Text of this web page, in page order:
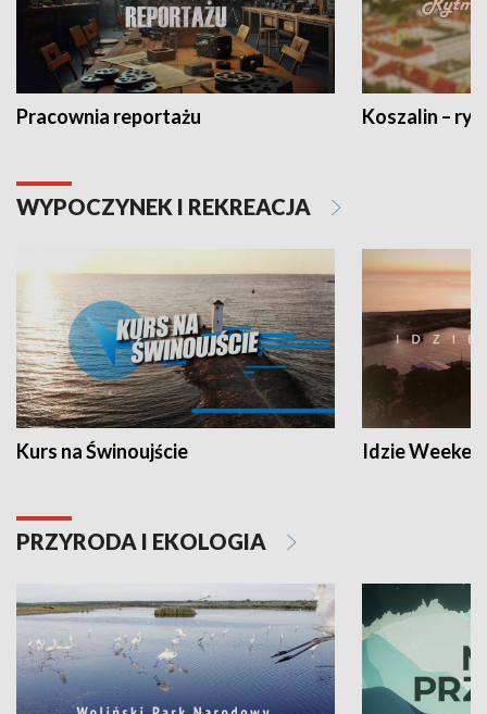
Pracownia reportażu Koszalin –
WYPOCZYNEK I REKREACJA
Kurs na Świnoujście Idzie
PRZYRODA I EKOLOGIA